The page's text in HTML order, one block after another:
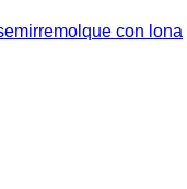
con lona